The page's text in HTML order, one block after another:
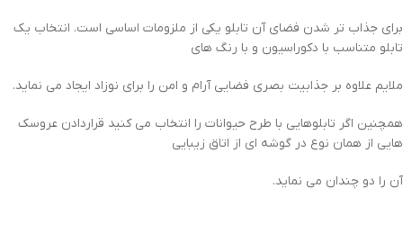
برای جذاب تر شدن فضای آن تابلو یکی از ملزومات اساسی است. انتخاب یک
تابلو متناسب با دکوراسیون و با رنگ های
ملایم علاوه بر جذابیت بصری فضایی آرام و امن را برای نوزاد ایجاد می نماید.
همچنین اگر تابلوهایی با طرح حیوانات را انتخاب می کنید قراردادن عروسک
هایی از همان نوع در گوشه ای از اتاق زیبایی
آن را دو چندان می نماید.